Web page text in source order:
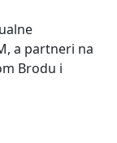
a partneri na
Brodu i